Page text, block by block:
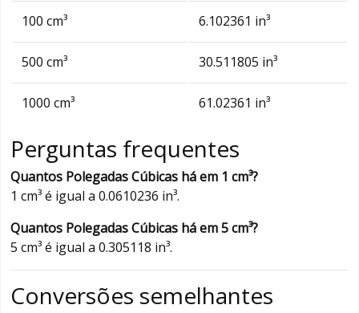
100 cm³ 6.102361 in³
500 cm³ 30.511805 in³
1000 cm³ 61.02361 in³
Perguntas frequentes
Quantos Polegadas Cúbicas há em 1 cm³?
1 cm³ é igual a 0.0610236 in³.
Quantos Polegadas Cúbicas há em 5 cm³?
5 cm³ é igual a 0.305118 in³.
Conversões semelhantes